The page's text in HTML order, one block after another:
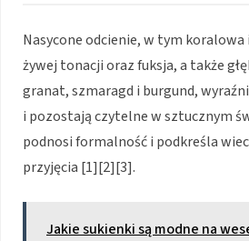
Nasycone odcienie, w tym
żywej tonacji oraz fuksja, a także
granat, szmaragd i burgund,
i pozostają czytelne w sztucznym
podnosi formalność i podkreśla
przyjęcia [1][2][3].
Jakie sukienki są modne na